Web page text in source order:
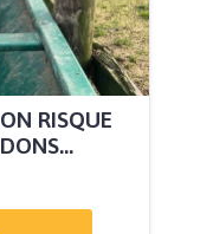
RISQUE